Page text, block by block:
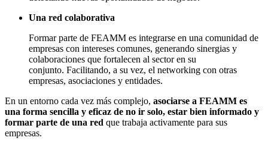
Una red colaborativa
Formar parte de FEAMM es integrarse en una comunidad de
empresas con intereses comunes, generando sinergias y
colaboraciones que fortalecen al sector en su
conjunto. Facilitando, a su vez, el networking con otras
empresas, asociaciones y entidades.
En un entorno cada vez más complejo, asociarse a FEAMM es
una forma sencilla y eficaz de no ir solo, estar bien informado y
formar parte de una red que trabaja activamente para sus
empresas.